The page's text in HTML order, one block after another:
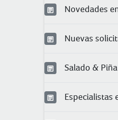
Novedades
Nuevas
Salado & Piña
Especialistas